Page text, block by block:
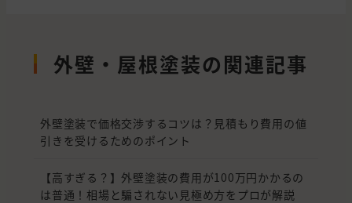
外壁・屋根塗装の関連記事
外壁塗装で価格交渉するコツは？見積もり費用の値
引きを受けるためのポイント
【高すぎる？】外壁塗装の費用が100万円かかるの
は普通！相場と騙されない見極め方をプロが解説